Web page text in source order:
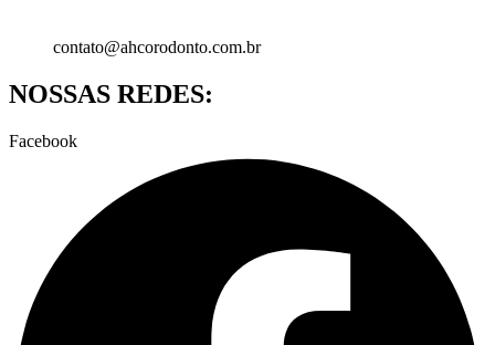
contato@ahcorodonto.com.br
NOSSAS REDES:
Facebook